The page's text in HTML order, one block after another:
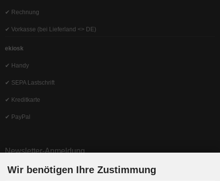
✔ Rechnung
✔ Vorkasse (bei Lieferland <> DE)
ekiosk
✔ Handy
✔ SEPA Lastschrift
✔ Kreditkarte
✔ PayPal
Newsletter-Anmeldung
E-Mail-Adresse:
Wir benötigen Ihre Zustimmung